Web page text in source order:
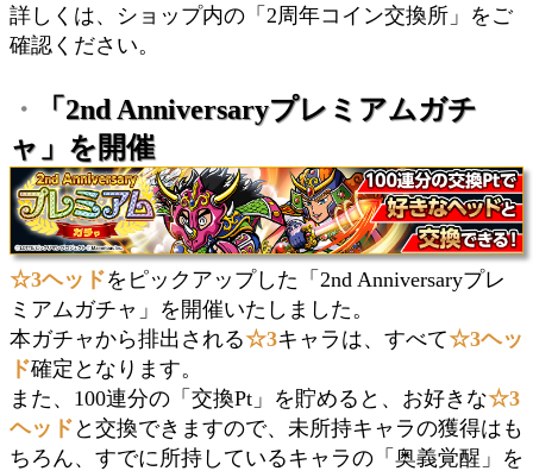
詳しくは、ショップ内の「2周年コイン交換所」をご
確認ください。
・
「2nd Anniversaryプレミアムガチ
ャ」を開催
☆3ヘッドをピックアップした「2nd Anniversaryプレ
ミアムガチャ」を開催いたしました。
本ガチャから排出される☆3キャラは、すべて☆3ヘッ
ド確定となります。
また、100連分の「交換Pt」を貯めると、お好きな☆3
ヘッド と交換できますので、未所持キャラの獲得はも
ちろん、すでに所持しているキャラの「奥義覚醒」を